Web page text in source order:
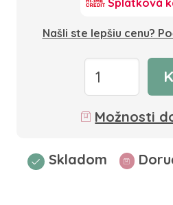
Splátková
Našli ste lepšiu cenu?
Možnosti
Skladom